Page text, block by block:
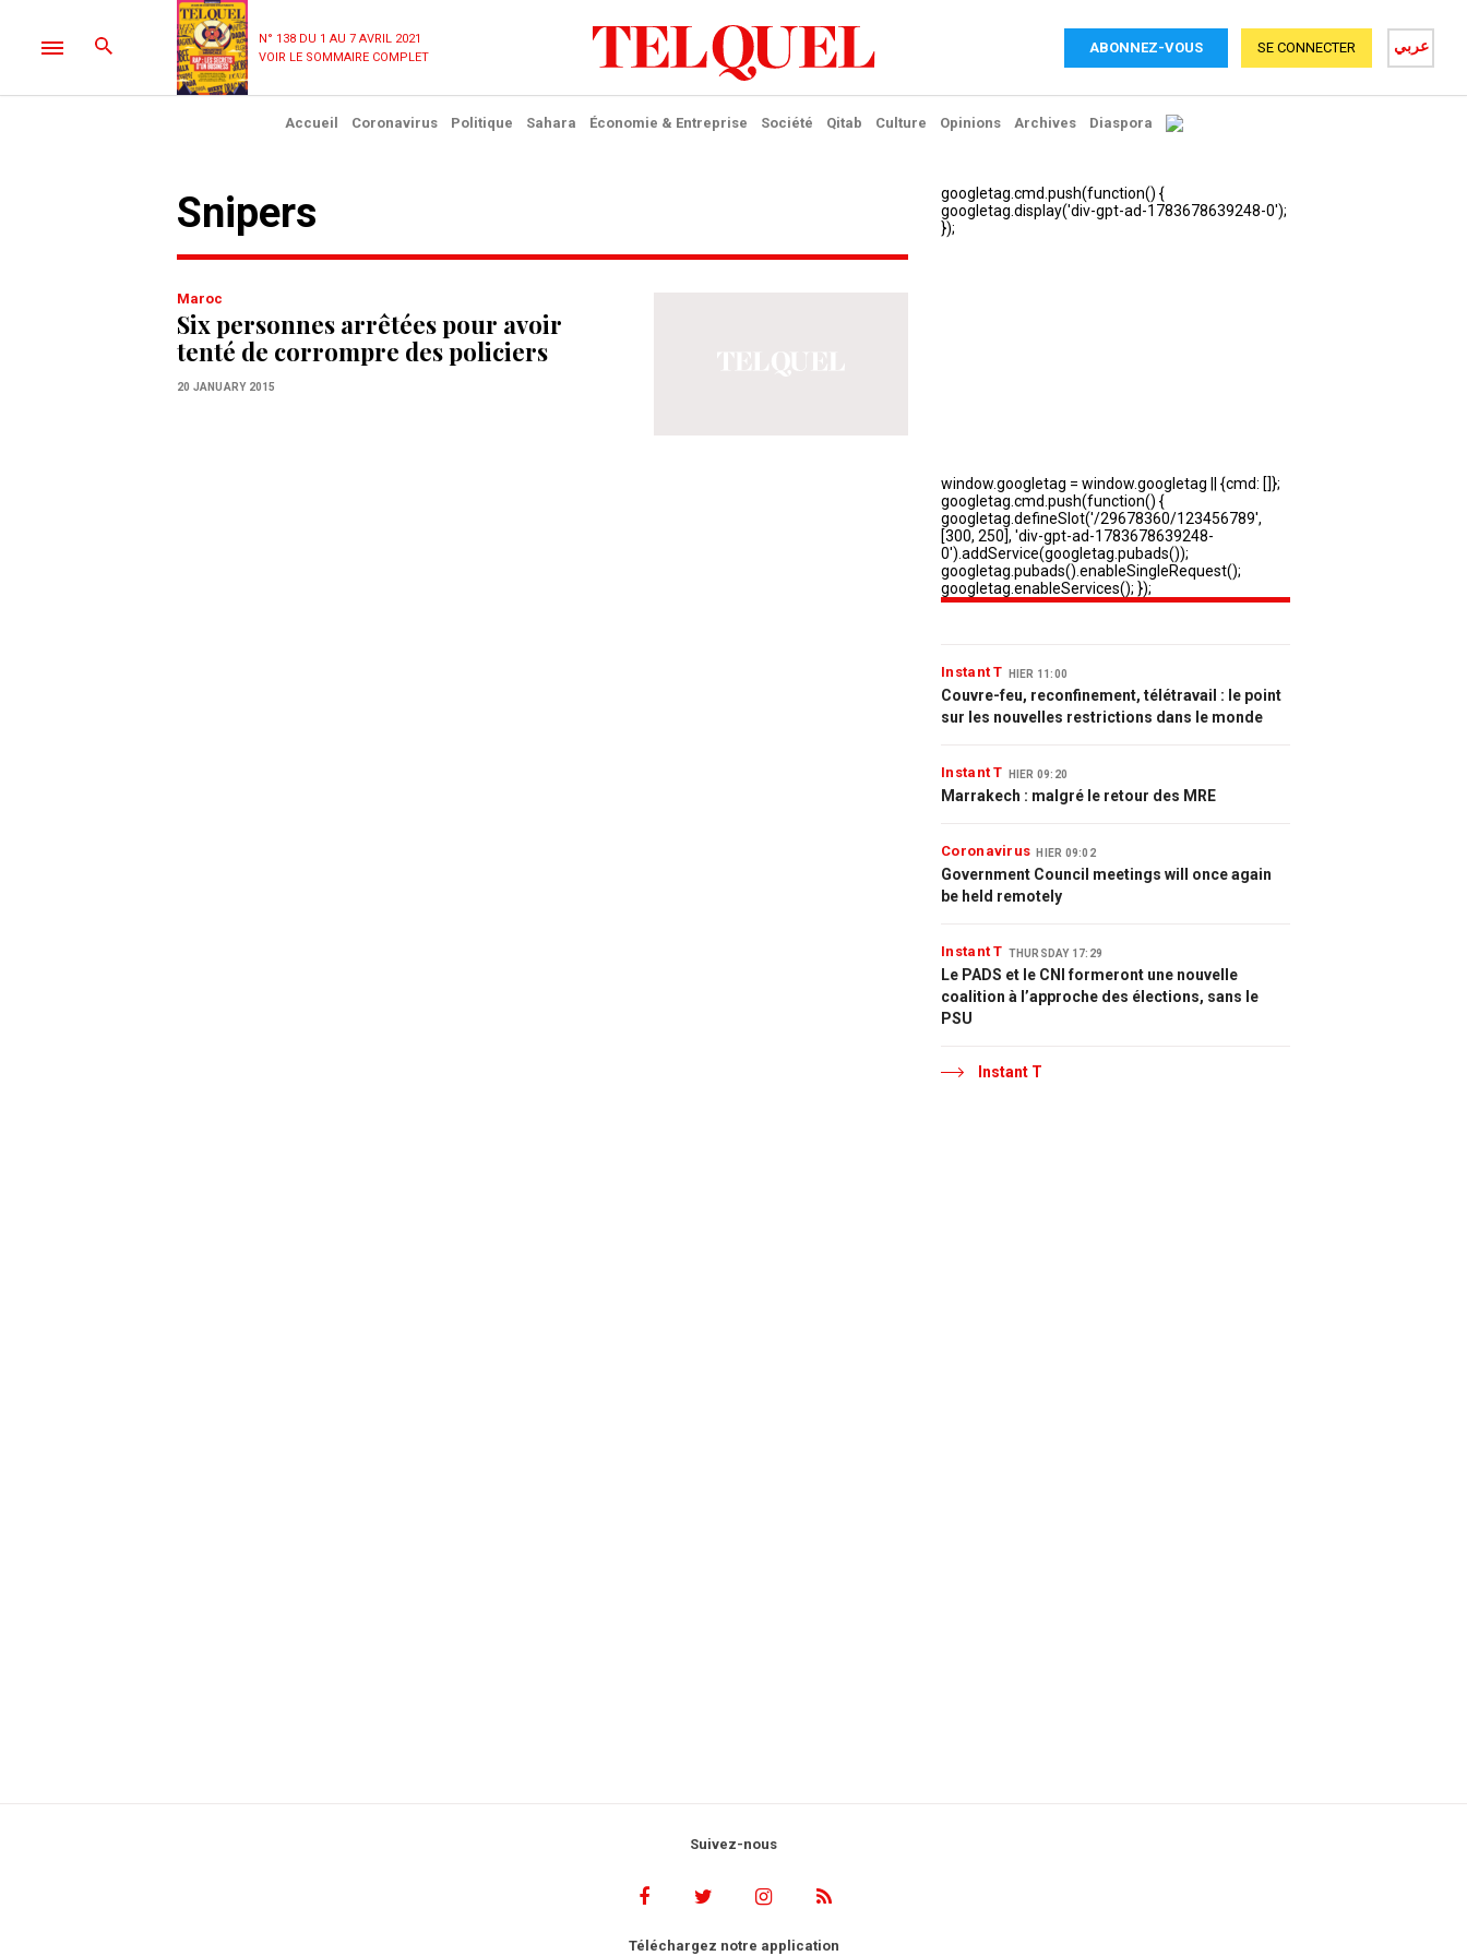
N° 138 DU 1 AU 7 AVRIL 2021
VOIR LE SOMMAIRE COMPLET
ABONNEZ-VOUS عربي SE CONNECTER
Accueil Coronavirus Politique Sahara Économie & Entreprise Société Qitab Culture Opinions Archives Diaspora
snipers
Maroc
Six personnes arrêtées pour avoir
tenté de corrompre des policiers
20 JANUARY 2015
Instant T HIER 11:00
Couvre-feu, reconfinement, télétravail : le point
sur les nouvelles restrictions dans le monde
Instant T HIER 09:20
Marrakech : malgré le retour des MRE
Coronavirus HIER 09:02
Government Council meetings will once again
be held remotely
Instant T THURSDAY 17:29
Le PADS et le CNI formeront une nouvelle
coalition à l’approche des élections, sans le
PSU
Instant T
Suivez-nous
Téléchargez notre application